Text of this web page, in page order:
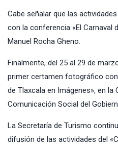
Cabe señalar que las
con la conferencia «El Carnaval
Manuel Rocha Gheno.
Finalmente, del 25 al 29 de
primer certamen fotográfico
de Tlaxcala en Imágenes», en la
Comunicación Social del
La Secretaría de Turismo
difusión de las actividades del